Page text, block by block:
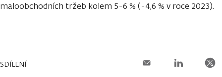
maloobchodních tržeb kolem 5-6 % (-4,6 % v roce 2023).
SDÍLENÍ